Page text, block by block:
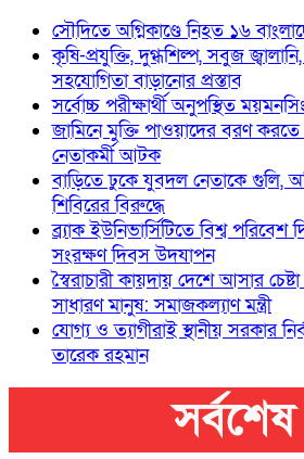
সৌদিতে অগ্নিকাণ্ডে নিহত ১৬
কৃষি-প্রযুক্তি, দুগ্ধশিল্প, সবুজ
সহযোগিতা বাড়ানোর প্রস্তাব
সর্বোচ্চ পরীক্ষার্থী অনুপস্থিত
জামিনে মুক্তি পাওয়াদের বরণ
নেতাকর্মী আটক
বাড়িতে ঢুকে যুবদল নেতাকে গুলি,
শিবিরের বিরুদ্ধে
ব্র্যাক ইউনিভার্সিটিতে বিশ্ব
সংরক্ষণ দিবস উদযাপন
স্বৈরাচারী কায়দায় দেশে আসার
সাধারণ মানুষ: সমাজকল্যাণ মন্ত্রী
যোগ্য ও ত্যাগীরাই স্থানীয় সরকার
তারেক রহমান